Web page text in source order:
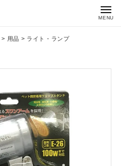
MENU
用品
ライト・ランプ